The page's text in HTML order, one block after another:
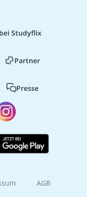
Studyflix
Partner
Presse
AGB